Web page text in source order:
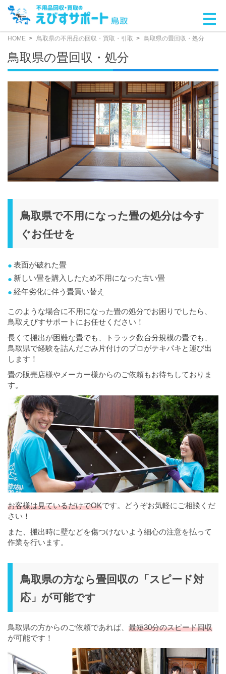
HOME 鳥取県の不用品の回収・買取・引取 鳥取県の畳回収・処分
鳥取県の畳回収・処分
鳥取県で不用になった畳の処分は今す
ぐお任せを
表面が破れた畳
新しい畳を購入したため不用になった古い畳
経年劣化に伴う畳買い替え
このような場合に不用になった畳の処分でお困りでしたら、
鳥取えびすサポートにお任せください！
長くて搬出が困難な畳でも、トラック数台分規模の畳でも、
鳥取県で経験を詰んだごみ片付けのプロがテキパキと運び出
します！
畳の販売店様やメーカー様からのご依頼もお待ちしておりま
す。
お客様は見ているだけでOKです。どうぞお気軽にご相談くだ
さい！
また、搬出時に壁などを傷つけないよう細心の注意を払って
作業を行います。
鳥取県の方なら畳回収の「スピード対
応」が可能です
鳥取県の方からのご依頼であれば、 最短30分のスピード回収
が可能です！